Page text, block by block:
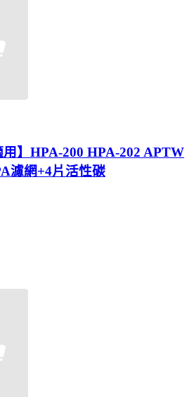
】HPA-200 HPA-202 APTW
濾網+4片活性碳